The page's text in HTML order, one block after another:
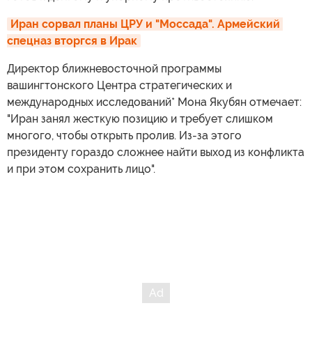
Иран сорвал планы ЦРУ и "Моссада". Армейский
спецназ вторгся в Ирак
Директор ближневосточной программы
вашингтонского Центра стратегических и
международных исследований* Мона Якубян отмечает:
"Иран занял жесткую позицию и требует слишком
многого, чтобы открыть пролив. Из-за этого
президенту гораздо сложнее найти выход из конфликта
и при этом сохранить лицо".